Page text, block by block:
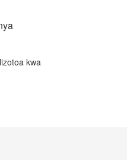
kwa